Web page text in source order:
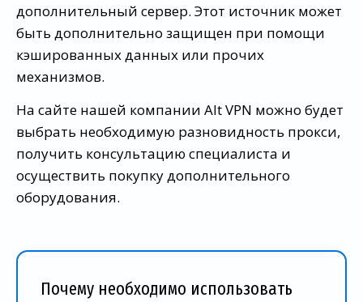
дополнительный сервер. Этот источник может
быть дополнительно защищен при помощи
кэшированных данных или прочих
механизмов.
На сайте нашей компании Alt VPN можно будет
выбрать необходимую разновидность прокси,
получить консультацию специалиста и
осуществить покупку дополнительного
оборудования.
Почему необходимо использовать